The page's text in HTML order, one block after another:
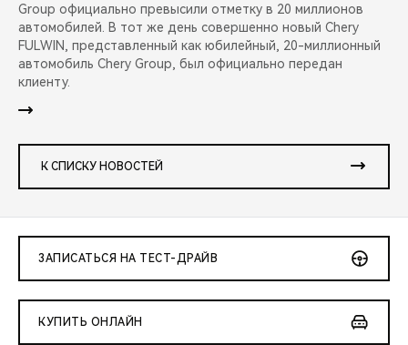
Group официально превысили отметку в 20 миллионов
автомобилей. В тот же день совершенно новый Chery
FULWIN, представленный как юбилейный, 20-миллионный
автомобиль Chery Group, был официально передан
клиенту.
К СПИСКУ НОВОСТЕЙ
ЗАПИСАТЬСЯ НА ТЕСТ-ДРАЙВ
КУПИТЬ ОНЛАЙН